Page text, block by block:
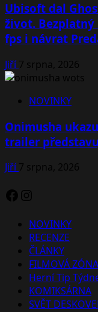
Ubisoft dal
život.
fps i návrat
Jiří7 srpna, 2026
NOVINKY
Onimusha
trailer
Jiří7 srpna, 2026
Facebook
Instagram
NOVINKY
RECENZE
ČLÁNKY
FILMOVÁ ZÓNA
Herní Tip
KOMIKSÁRNA
SVĚT